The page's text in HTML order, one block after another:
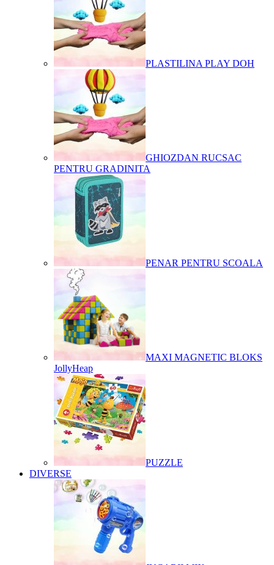
PLASTILINA PLAY DOH
GHIOZDAN RUCSAC
PENTRU GRADINITA
PENAR PENTRU SCOALA
MAXI MAGNETIC BLOKS
JollyHeap
PUZZLE
DIVERSE